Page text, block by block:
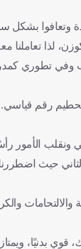
بشكل سليم
لذا تعاملنا
وفي تطوري
تحطيم رقم
ونقلب الأمور
حيث اضطررنا
بدنيًا، ويمتاز